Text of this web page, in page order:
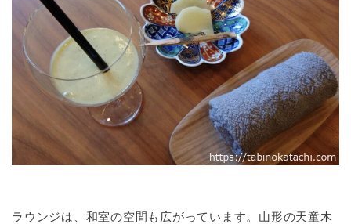
ラウンジは、和室の空間も広がっています。山形の天童木